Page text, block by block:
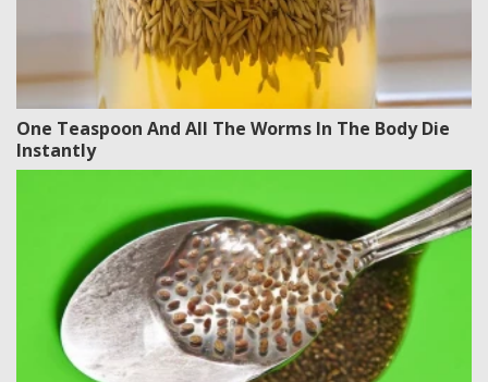
One Teaspoon And All The Worms In The Body Die
Instantly